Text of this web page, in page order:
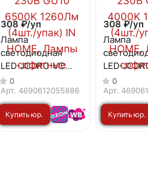
308 ₽/уп
Лампа
светодиодная
LED-JCDRC-VC
4PACK 14Вт 230В
GU10 6500K
1260Лм (4шт./
упак) IN HOME
0
Арт. 4690612055886
Купить юр.
308 ₽/уп
Лампа
LED-
4PACK
GU10
1260Лм
упак) IN
0
Арт.
Купить юр.